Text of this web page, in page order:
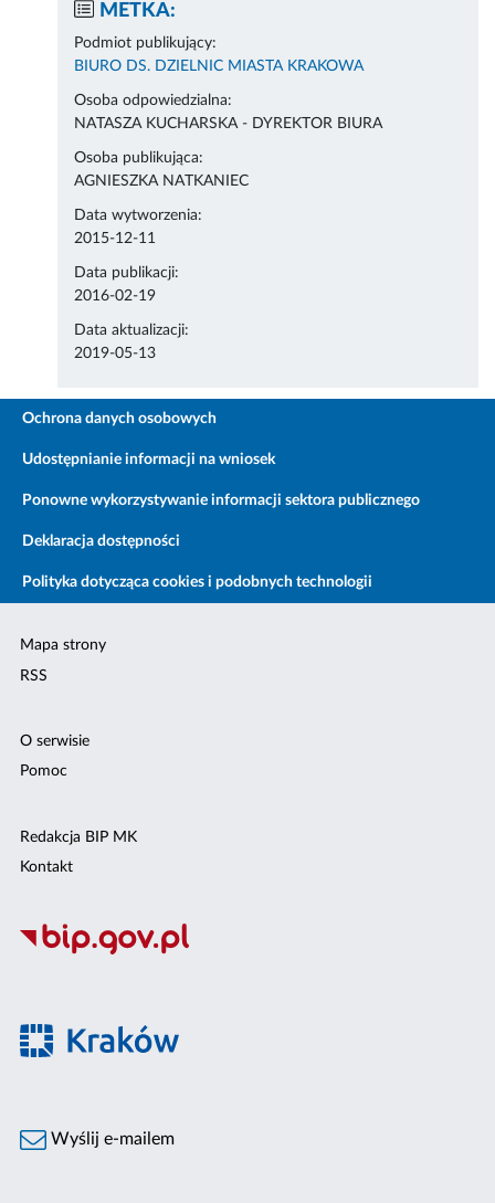
METKA:
Podmiot publikujący:
BIURO DS. DZIELNIC MIASTA KRAKOWA
Osoba odpowiedzialna:
NATASZA KUCHARSKA - DYREKTOR BIURA
Osoba publikująca:
AGNIESZKA NATKANIEC
Data wytworzenia:
2015-12-11
Data publikacji:
2016-02-19
Data aktualizacji:
2019-05-13
Ochrona danych osobowych
Udostępnianie informacji na wniosek
Ponowne wykorzystywanie informacji sektora publicznego
Deklaracja dostępności
Polityka dotycząca cookies i podobnych technologii
Mapa strony
RSS
O serwisie
Pomoc
Redakcja BIP MK
Kontakt
Wyślij e-mailem